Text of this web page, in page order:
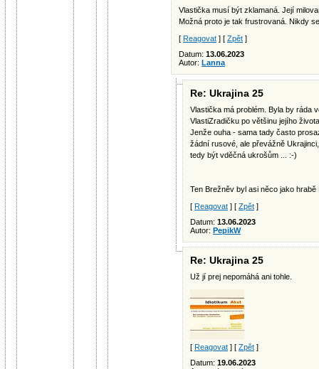
Vlastička musí být zklamaná. Její
Možná proto je tak frustrovaná. Nikdy
[ Reagovat ] [ Zpět ]
Datum: 13.06.2023
Autor: Lanna
Re: Ukrajina 25
Vlastička má problém. Byla by ráda
VlastiZradičku po většinu jejího
Jenže ouha - sama tady často
žádní rusové, ale převážně
tedy být vděčná ukrošům ... :-)
Ten Brežněv byl asi něco jako hrabě
[ Reagovat ] [ Zpět ]
Datum: 13.06.2023
Autor: PepikW
Re: Ukrajina 25
Už jí prej nepomáhá ani tohle.
[ Reagovat ] [ Zpět ]
Datum: 19.06.2023